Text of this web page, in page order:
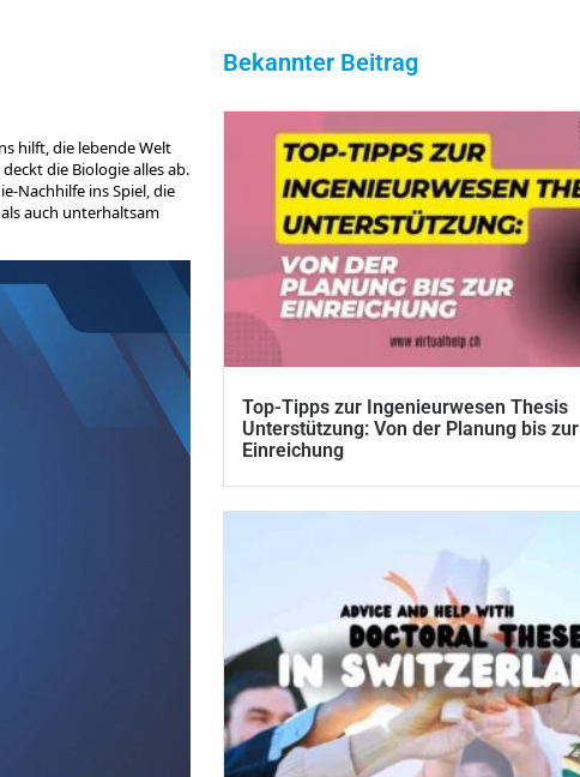
hilft, die lebende Welt
die Biologie alles ab.
Nachhilfe ins Spiel, die
auch unterhaltsam
Bekannter Beitrag
Top-Tipps zur Ingenieurwesen Thesis
Unterstützung: Von der Planung bis zur
Einreichung